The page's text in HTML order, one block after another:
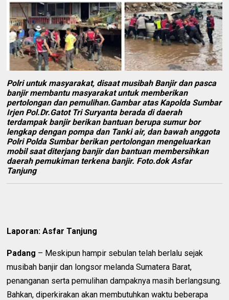
Polri untuk masyarakat, disaat musibah Banjir dan pasca
banjir membantu masyarakat untuk memberikan
pertolongan dan pemulihan.Gambar atas Kapolda Sumbar
Irjen Pol.Dr.Gatot Tri Suryanta berada di daerah
terdampak banjir berikan bantuan berupa sumur bor
lengkap dengan pompa dan Tanki air, dan bawah anggota
Polri Polda Sumbar berikan pertolongan mengeluarkan
mobil saat diterjang banjir dan bantuan membersihkan
daerah pemukiman terkena banjir. Foto.dok Asfar
Tanjung
Laporan: Asfar Tanjung
Padang – Meskipun hampir sebulan telah berlalu sejak
musibah banjir dan longsor melanda Sumatera Barat,
penanganan serta pemulihan dampaknya masih berlangsung.
Bahkan, diperkirakan akan membutuhkan waktu beberapa